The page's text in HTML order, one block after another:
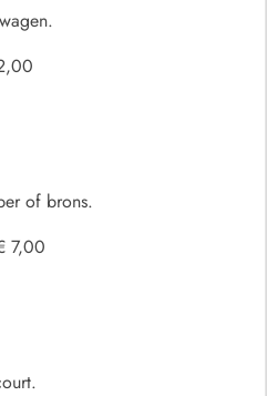
of brons.
7,00